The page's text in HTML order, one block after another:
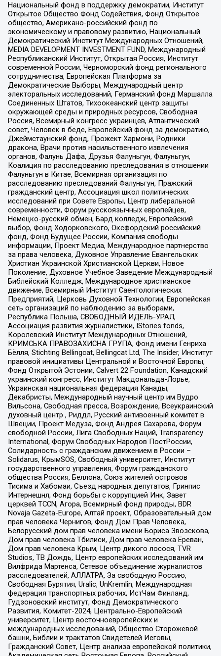
Национальный фонд в поддержку демократии, Институт
Открытое Общество Фонд Содействия, Фонд Открытое
общество, Американо-российский фонд по
экономическому и правовому развитию, Национальный
Демократический Институт Международных Отношений,
MEDIA DEVELOPMENT INVESTMENT FUND, Международный
Республиканский Институт, Открытая Россия, Институт
современной России, Черноморский фонд регионального
сотрудничества, Европейская Платформа за
Демократические Выборы, Международный центр
электоральных исследований, Германский фонд Маршалла
Соединенных Штатов, Тихоокеанский центр защиты
окружающей среды и природных ресурсов, Свободная
Россия, Всемирный конгресс украинцев, Атлантический
совет, Человек в беде, Европейский фонд за демократию,
Джеймстаунский фонд, Прожект Хармони, Родники
дракона, Врачи против насильственного извлечения
органов, Фалунь Дафа, Друзья Фалуньгун, Фалуньгун,
Коалиция по расследованию преследования в отношении
Фалуньгун в Китае, Всемирная организация по
расследованию преследований Фалуньгун, Пражский
гражданский центр, Ассоциация школ политических
исследований при Совете Европы, Центр либеральной
современности, Форум русскоязычных европейцев,
Немецко-русский обмен, Бард колледж, Европейский
выбор, Фонд Ходорковского, Оксфордский российский
фонд, Фонд Будущее России, Компания свободы
информации, Проект Медиа, Международное партнерство
за права человека, Духовное Управление Евангельских
Христиан Украинской Христианской Церкви, Новое
Поколение, Духовное Учебное Заведение Международный
Библейский Колледж, Международное христианское
движение, Всемирный Институт Саентологических
Предприятий, Церковь Духовной Технологии, Европейская
сеть организаций по наблюдению за выборами,
Республика Польша, СВОБОДНЫЙ ИДЕЛЬ-УРАЛ,
Ассоциация развития журналистики, IStories fonds,
Королевский Институт Международных Отношений,
КРИМСЬКА ПРАВОЗАХИСНА ГРУПА, Фонд имени Генриха
Бёлля, Stichting Bellingcat, Bellingcat Ltd, The Insider, Институт
правовой инициативы Центральной и Восточной Европы,
Фонд Открытой Эстонии, Calvert 22 Foundation, Канадский
украинский конгресс, Институт Макдональда-Лорье,
Украинская национальная федерация Канады,
Декабристы, Международный научный центр им Вудро
Вильсона, Свободная пресса, Возрождение, Всеукраинский
духовный центр , Риддл, Русский антивоенный комитет в
Швеции, Проект Медуза, Фонд Андрея Сахарова, Форум
свободной России, Лига Свободных Наций, Transparеncy
International, Форум Свободных Народов ПостРоссии,
Солидарность с гражданским движением в России –
Solidarus, КрымSOS, Свободный университет, Институт
государственного управления, Форум гражданского
общества Россия, Беллона, Союз жителей островов
Тисима и Хабомаи, Съезд народных депутатов, Гринпис
Интернешнл, Фонд борьбы с коррупцией Инк, Завет
церквей TCCN, Агора, Всемирный фонд природы, BDR
Novaja Gazeta-Europe, Алтай проект, Образовательный дом
прав человека Чернигов, Фонд Дом Прав Человека,
Белорусский дом прав человека имени Бориса Звозскова,
Дом прав человека Тбилиси, Дом прав человека Ереван,
Дом прав человека Крым, Центр дикого лосося, TVR
Studios, ТВ Дождь, Центр европейских исследований им
Вилфрида Мартенса, Сетевое объединение журналистов
расследователей, АЛЛАТРА, За свободную Россию,
Свободная Бурятия, Uralic, UnKremlin, Международная
федерация транспортных рабочих, ИстЧам Финланд,
Гудзоновский институт, Фонд Демократического
Развития, Комитет-2024, Центрально-Европейский
университет, Центр восточноевропейских и
международных исследований, Общество Сторожевой
башни, Библии и трактатов Свидетелей Иеговы,
Гражданский Совет, Центр анализа европейской политики,